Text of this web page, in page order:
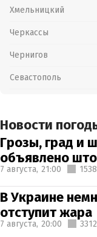
Хмельницкий
Черкассы
Чернигов
Севастополь
Новости
Грозы, град и
объявлено
7 августа, 21:00 1538
В Украине
отступит жара
7 августа, 20:00 3312